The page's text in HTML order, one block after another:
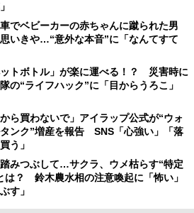
車でベビーカーの赤ちゃんに蹴られた男
いきや…“意外な本音”に「なんてすて
トボトル」が楽に運べる！？ 災害時に
の“ライフハック”に「目からうろこ」
から買わないで」アイラップ公式が“ウォ
ンク”増産を報告 SNS「心強い」「落
う」
みつぶして…サクラ、ウメ枯らす“特定
は？ 鈴木農水相の注意喚起に「怖い」
す」